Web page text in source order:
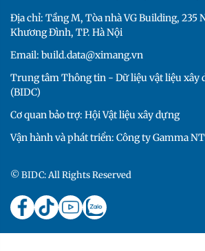
Địa chỉ: Tầng M, Tòa nhà VG Building, 235
Khương Đình, TP. Hà Nội
Email: build.data@ximang.vn
Trung tâm Thông tin - Dữ liệu vật liệu xây
(BIDC)
Cơ quan bảo trợ: Hội Vật liệu xây dựng
Vận hành và phát triển: Công ty Gamma NT
© BIDC: All Rights Reserved